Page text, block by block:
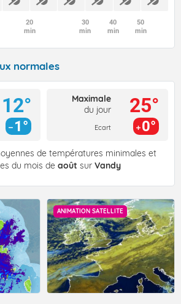
20
min
30
min
40
min
50
min
normales
12°
1°
Maximale
du jour
Ecart
25°
0°
de températures minimales et
du mois de août sur Vandy
ANIMATION SATELLITE